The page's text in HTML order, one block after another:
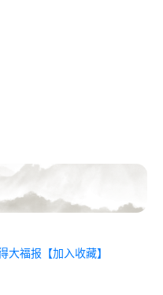
大福报 【加入收藏】